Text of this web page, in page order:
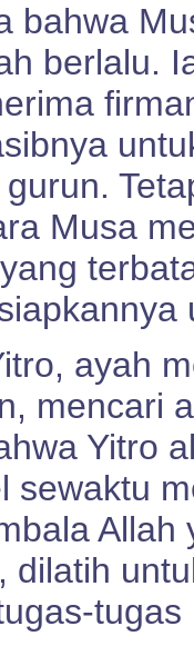
bahwa
berlalu.
Musa
ayah
mencari
Yitro
sewaktu
dilatih